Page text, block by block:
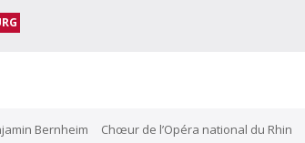
Bernheim Chœur de l’Opéra national du Rhin